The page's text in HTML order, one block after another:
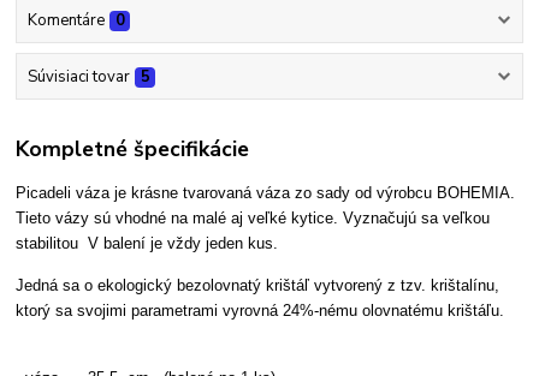
Komentáre 0
Súvisiaci tovar 5
Kompletné špecifikácie
Picadeli váza je krásne tvarovaná váza zo sady od výrobcu BOHEMIA.
Tieto vázy sú vhodné na malé aj veľké kytice. Vyznačujú sa veľkou
stabilitou V balení je vždy jeden kus.
Jedná sa o ekologický bezolovnatý krištáľ vytvorený z tzv. krištalínu,
ktorý sa svojimi parametrami vyrovná 24%-nému olovnatému krištáľu.